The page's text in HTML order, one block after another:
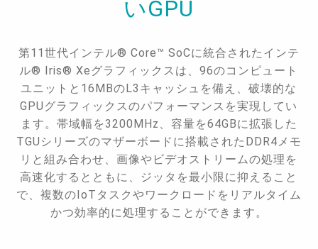
いGPU
第11世代インテル® Core™ SoCに統合されたインテ
ル® Iris® Xeグラフィックスは、96のコンピュート
ユニットと16MBのL3キャッシュを備え、破壊的な
GPUグラフィックスのパフォーマンスを実現してい
ます。帯域幅を3200MHz、容量を64GBに拡張した
TGUシリーズのマザーボードに搭載されたDDR4メモ
リと組み合わせ、画像やビデオストリームの処理を
高速化するとともに、ジッタを最小限に抑えること
で、複数のIoTタスクやワークロードをリアルタイム
かつ効率的に処理することができます。